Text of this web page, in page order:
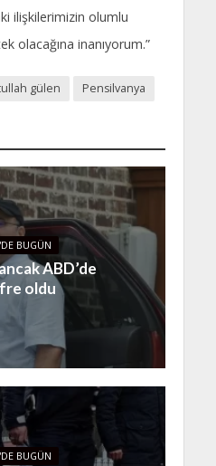
ilişkilerimizin olumlu
olacağına inanıyorum.”
gülen Pensilvanya
BUGÜN
ABD’de
oldu
BUGÜN